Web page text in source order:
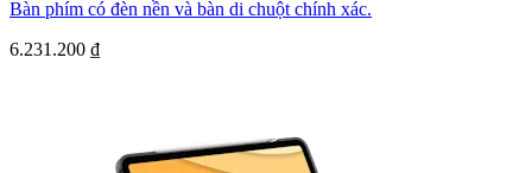
Bàn phím có đèn nền và bàn di chuột chính xác.
6.231.200 ₫